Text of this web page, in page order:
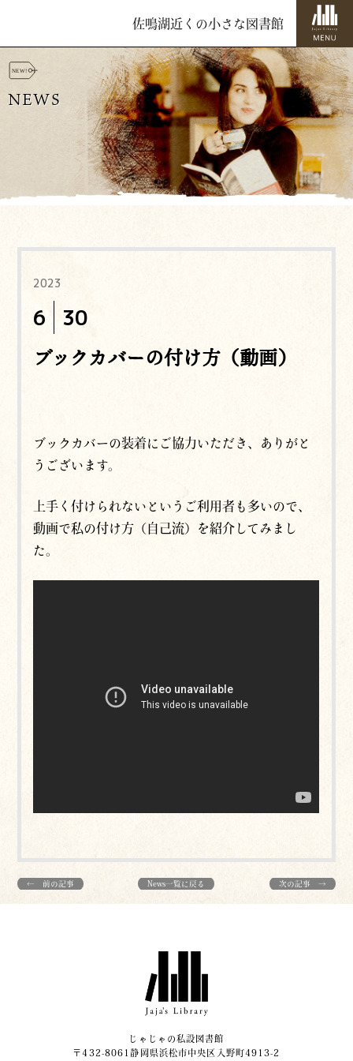
佐鳴湖近くの小さな図書館
NEWS
2023
6 30
ブックカバーの付け方（動画）
ブックカバーの装着にご協力いただき、ありがと
うございます。
上手く付けられないというご利用者も多いので、
動画で私の付け方（自己流）を紹介してみまし
た。
← 前の記事 News一覧に戻る 次の記事 →
じゃじゃの私設図書館
〒432-8061静岡県浜松市中央区入野町4913-2